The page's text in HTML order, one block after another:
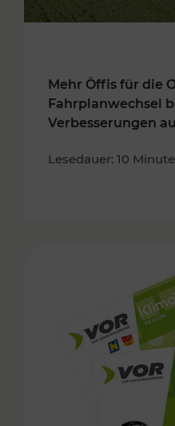
Mehr Öffis für die
Fahrplanwechsel
Verbesserungen
Lesedauer: 10